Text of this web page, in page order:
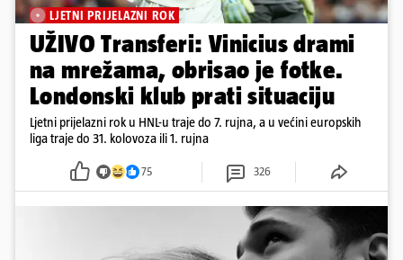
LJETNI PRIJELAZNI ROK
UŽIVO Transferi: Vinicius drami
na mrežama, obrisao je fotke.
Londonski klub prati situaciju
Ljetni prijelazni rok u HNL-u traje do 7. rujna, a u većini europskih
liga traje do 31. kolovoza ili 1. rujna
75 326